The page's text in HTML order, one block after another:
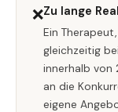
❌Zu lange
Ein
gleichzeitig
innerhalb
an die
eigene